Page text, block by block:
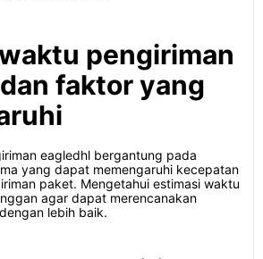
pengiriman
faktor yang
eagledhl bergantung pada
yang dapat memengaruhi kecepatan
paket. Mengetahui estimasi waktu
agar dapat merencanakan
lebih baik.